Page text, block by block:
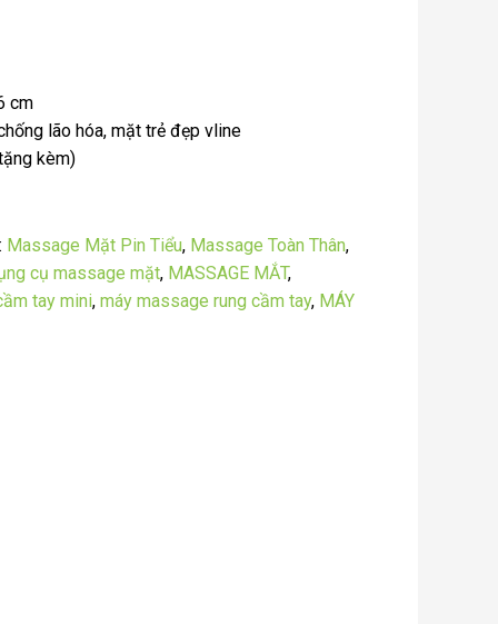
cm
lão hóa, mặt trẻ đẹp vline
kèm)
Massage Mặt Pin Tiểu, Massage Toàn Thân,
cụ massage mặt, MASSAGE MẮT,
tay mini,máy massage rung cầm tay, MÁY